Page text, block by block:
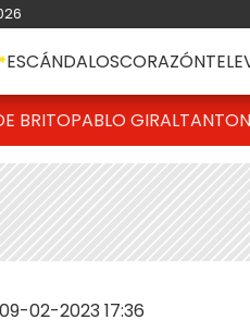
ESCÁNDALOSCORAZÓN
BRITOPABLO GIRALT
09-02-2023 17:36